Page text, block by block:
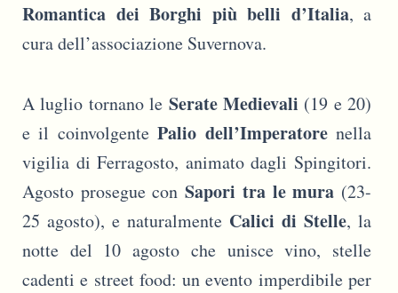
Romantica dei Borghi più belli d’Italia, a
cura dell’associazione Suvernova.
A luglio tornano le Serate Medievali (19 e 20)
e il coinvolgentePalio dell’Imperatorenella
vigilia di Ferragosto, animato dagli Spingitori.
Agosto prosegue conSapori tra le mura (23-
25 agosto), e naturalmente Calici di Stelle, la
notte del 10 agosto che unisce vino, stelle
cadenti e street food: un evento imperdibile per